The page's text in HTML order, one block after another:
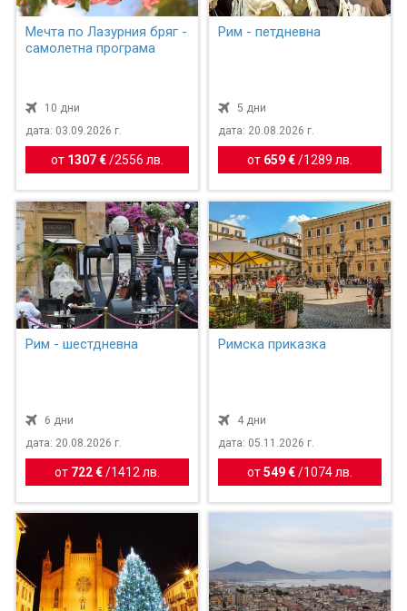
Мечта по Лазурния бряг -
самолетна програма
10 дни
дата: 03.09.2026 г.
от 1307 € /2556 лв.
Рим - петдневна
5 дни
дата: 20.08.2026 г.
от 659 €/ 1289 лв.
Рим - шестдневна
6 дни
дата: 20.08.2026 г.
от 722 € / 1412 лв.
Римска приказка
4 дни
дата: 05.11.2026 г.
от549 €/ 1074 лв.